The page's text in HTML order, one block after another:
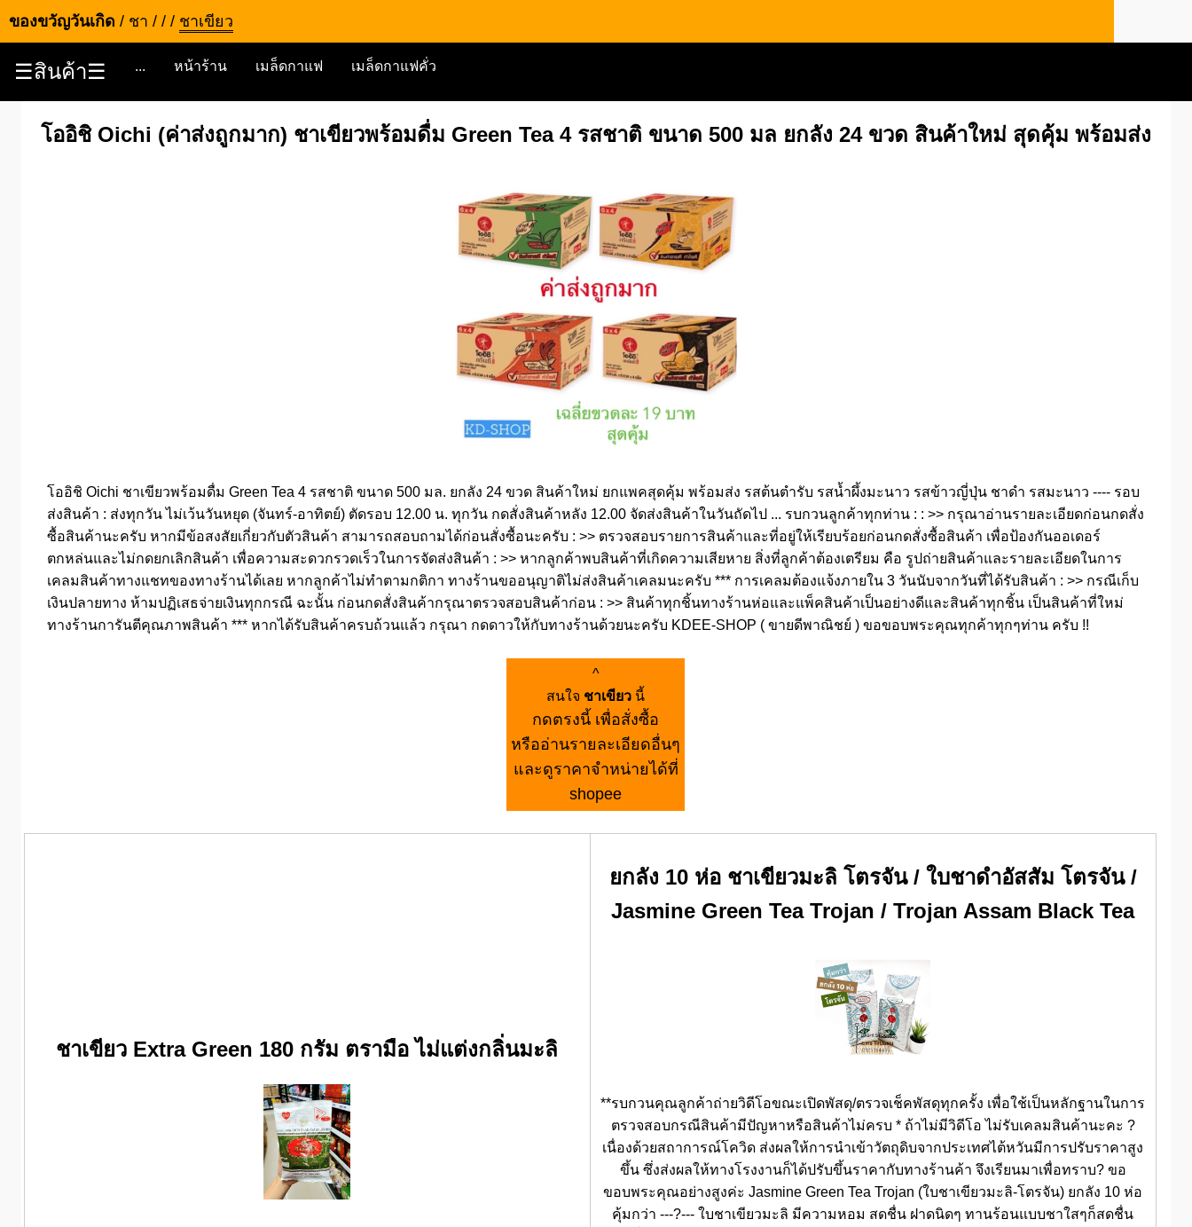
ของขวัญวันเกิด / ชา / / / ชาเขียว
☰สินค้า☰ ... หน้าร้าน เมล็ดกาแฟ เมล็ดกาแฟคั่ว
โออิชิ Oichi (ค่าส่งถูกมาก) ชาเขียวพร้อมดื่ม Green Tea 4 รสชาติ ขนาด 500 มล ยกลัง 24 ขวด สินค้าใหม่ สุดคุ้ม พร้อมส่ง
โออิชิ Oichi ชาเขียวพร้อมดื่ม Green Tea 4 รสชาติ ขนาด 500 มล. ยกลัง 24 ขวด สินค้าใหม่ ยกแพคสุดคุ้ม พร้อมส่ง รสต้นตำรับ รสน้ำผึ้งมะนาว รสข้าวญี่ปุ่น ชาดำ รสมะนาว ---- รอบ
ส่งสินค้า : ส่งทุกวัน ไม่เว้นวันหยุด (จันทร์-อาทิตย์) ตัดรอบ 12.00 น. ทุกวัน กดสั่งสินค้าหลัง 12.00 จัดส่งสินค้าในวันถัดไป ... รบกวนลูกค้าทุกท่าน : : >> กรุณาอ่านรายละเอียดก่อนกดสั่ง
ซื้อสินค้านะครับ หากมีข้อสงสัยเกี่ยวกับตัวสินค้า สามารถสอบถามได้ก่อนสั่งซื้อนะครับ : >> ตรวจสอบรายการสินค้าและที่อยู่ให้เรียบร้อยก่อนกดสั่งซื้อสินค้า เพื่อป้องกันออเดอร์
ตกหล่นและไม่กดยกเลิกสินค้า เพื่อความสะดวกรวดเร็วในการจัดส่งสินค้า : >> หากลูกค้าพบสินค้าที่เกิดความเสียหาย สิ่งที่ลูกค้าต้องเตรียม คือ รูปถ่ายสินค้าและรายละเอียดในการ
เคลมสินค้าทางแชทของทางร้านได้เลย หากลูกค้าไม่ทำตามกติกา ทางร้านขออนุญาติไม่ส่งสินค้าเคลมนะครับ *** การเคลมต้องแจ้งภายใน 3 วันนับจากวันที่ได้รับสินค้า : >> กรณีเก็บ
เงินปลายทาง ห้ามปฏิเสธจ่ายเงินทุกกรณี ฉะนั้น ก่อนกดสั่งสินค้ากรุณาตรวจสอบสินค้าก่อน : >> สินค้าทุกชิ้นทางร้านห่อและแพ็คสินค้าเป็นอย่างดีและสินค้าทุกชิ้น เป็นสินค้าที่ใหม่
ทางร้านการันตีคุณภาพสินค้า *** หากได้รับสินค้าครบถ้วนแล้ว กรุณา กดดาวให้กับทางร้านด้วยนะครับ KDEE-SHOP ( ขายดีพาณิชย์ ) ขอขอบพระคุณทุกค้าทุกๆท่าน ครับ !!
^
สนใจ ชาเขียว นี้
กดตรงนี้ เพื่อสั่งซื้อ
หรืออ่านรายละเอียดอื่นๆ
และดูราคาจำหน่ายได้ที่
shopee
ชาเขียว Extra Green 180 กรัม ตรามือ ไม่แต่งกลิ่นมะลิ
ยกลัง 10 ห่อ ชาเขียวมะลิ โตรจัน / ใบชาดำอัสสัม โตรจัน /
Jasmine Green Tea Trojan / Trojan Assam Black Tea
**รบกวนคุณลูกค้าถ่ายวิดีโอขณะเปิดพัสดุ/ตรวจเช็คพัสดุทุกครั้ง เพื่อใช้เป็นหลักฐานในการ
ตรวจสอบกรณีสินค้ามีปัญหาหรือสินค้าไม่ครบ * ถ้าไม่มีวิดีโอ ไม่รับเคลมสินค้านะคะ ?
เนื่องด้วยสถาการณ์โควิด ส่งผลให้การนำเข้าวัตถุดิบจากประเทศไต้หวันมีการปรับราคาสูง
ขึ้น ซึ่งส่งผลให้ทางโรงงานก็ได้ปรับขึ้นราคากับทางร้านค้า จึงเรียนมาเพื่อทราบ? ขอ
ขอบพระคุณอย่างสูงค่ะ Jasmine Green Tea Trojan (ใบชาเขียวมะลิ-โตรจัน) ยกลัง 10 ห่อ
คุ้มกว่า ---?--- ใบชาเขียวมะลิ มีความหอม สดชื่น ฝาดนิดๆ ทานร้อนแบบชาใสๆก็สดชื่น